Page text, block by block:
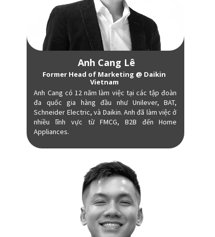
Anh Cang Lê
Former Head of Marketing @ Daikin
Vietnam
Anh Cang có 12 năm làm việc tại các tập đoàn
đa quốc gia hàng đầu như Unilever, BAT,
Schneider Electric, và Daikin. Anh đã làm việc ở
nhiều lĩnh vực từ FMCG, B2B đến Home
Appliances.